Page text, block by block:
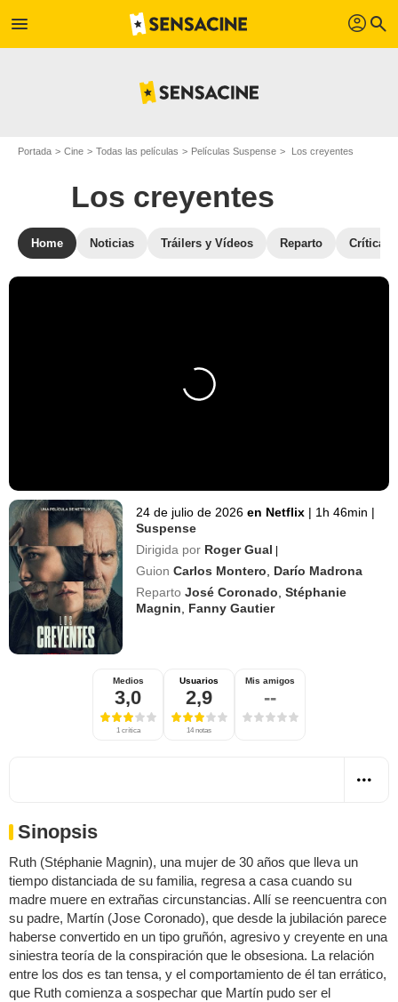
menu profil search
Portada Cine Todas las películas Películas Suspense Los creyentes
Los creyentes
Home Noticias Tráilers y Vídeos Reparto Críticas
24 de julio de 2026 en Netflix | 1h 46min |
Suspense
Dirigida por Roger Gual |
Guion Carlos Montero
Darío Madrona
Reparto José Coronado ,Stéphanie
Magnin
Fanny Gautier
Medios
3,0
1 crítica
Usuarios
2,9
14 notas
Mis amigos
--
Sinopsis
Ruth (Stéphanie Magnin), una mujer de 30 años que lleva un
tiempo distanciada de su familia, regresa a casa cuando su
madre muere en extrañas circunstancias. Allí se reencuentra con
su padre, Martín (Jose Coronado), que desde la jubilación parece
haberse convertido en un tipo gruñón, agresivo y creyente en una
siniestra teoría de la conspiración que le obsesiona. La relación
entre los dos es tan tensa, y el comportamiento de él tan errático,
que Ruth comienza a sospechar que Martín pudo ser el